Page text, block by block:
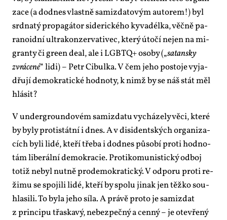
za­ce (a dodnes vlast­ně sa­mizda­to­vým au­to­rem!) byl
srd­na­tý pro­pa­gá­tor si­de­ric­ké­ho ky­va­dél­ka, věč­ně pa­
ra­no­id­ní ul­tra­kon­zer­va­ti­vec, kte­rý úto­čí nejen na mi­
gran­ty či gre­en de­al, ale i LGB­TQ+ oso­by („sa­tan­sky
zvrá­ce­né“ li­di) – Pe­tr Ci­bul­ka. V čem je­ho po­sto­je vy­ja­
dřu­jí de­mo­kra­tic­ké hod­no­ty, k nimž by se náš stát měl
hlá­sit?
V un­der­groun­do­vém sa­mizda­tu vy­chá­ze­ly vě­ci, kte­ré
by by­ly pro­tistát­ní i dnes. A v di­si­dent­ských or­ga­ni­za­
cích by­li li­dé, kte­ří tře­ba i dodnes pů­so­bí pro­ti hod­no­
tám li­be­rál­ní de­mo­kra­cie. Pro­ti­ko­mu­nis­tic­ký od­boj
totiž ne­byl nut­ně pro­de­mo­kra­tic­ký. V od­po­ru pro­ti re­
ži­mu se spo­ji­li li­dé, kte­ří by spo­lu ji­nak jen těž­ko sou­
hla­si­li. To by­la je­ho sí­la. A prá­vě pro­to je sa­mizdat
z prin­ci­pu třas­ka­vý, ne­bez­peč­ný a cen­ný – je ote­vře­ný